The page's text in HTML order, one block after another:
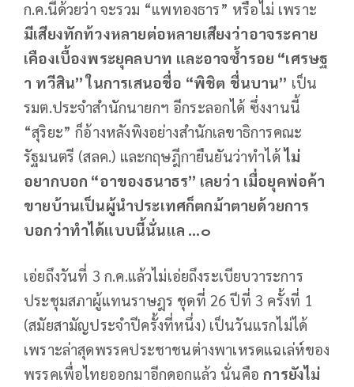
ก.ค.นี้ด้วยว่า จะรวม “แพทองธาร” หรือไม่ เพราะ
มีเสียงทักท้วงหลายต่อหลายเสียงว่าอาจระคาย
เคืองเบื้องพระยุคลบาท และอาจซ้ำรอย “เศรษฐ
า ทวีสิน”ในการเสนอชื่อ “พิชิต ชื่นบาน” เป็น
รมต.ประจำสำนักนายกฯ อีกระลอกได้ ซึ่งงานนี้
“สุริยะ” ก็อ้างหลังพิงอย่างสำนักเลขาธิการคณะ
รัฐมนตรี (สลค.) และกฤษฎีกายืนยันว่าทำได้ไม่
อยากบอก “อาของธนาธร” เลยว่า เมื่อยุคพ่อค้า
ขายบ้านเป็นผู้นำประเทศก็ตกม้าตายด้วยการ
บอกว่าทำได้แบบนี้นั่นแล ...๐
เอ่ยถึงวันที่ 3 ก.ค.แล้วไม่เอ่ยถึงระเบียบวาระการ
ประชุมสภาผู้แทนราษฎร ชุดที่ 26 ปีที่ 3 ครั้งที่ 1
(สมัยสามัญประจำปีครั้งที่หนึ่ง) เป็นวันแรกไม่ได้
เพราะล่าสุดพรรคประชาชนต่างพาเหรดแฉเล่ห์ของ
พรรคเพื่อไทยออกมาอีกดอกแล้ว นั่นคือการยังไม่